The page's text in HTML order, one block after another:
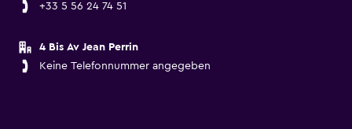
+33 5 56 24 74 51
4 Bis Av Jean Perrin
Keine Telefonnummer angegeben